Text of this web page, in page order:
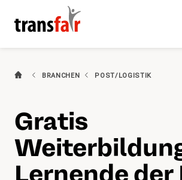
Lernende
Branchen(aktiv)
Engagement
Über transfair
BRANCHEN POST/LOGISTIK
Gratis
Lernende der